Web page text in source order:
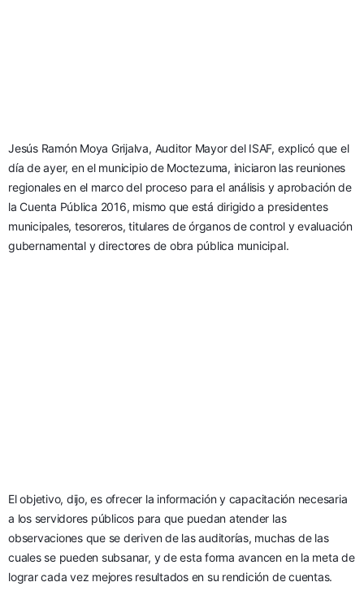
Jesús Ramón Moya Grijalva, Auditor Mayor del ISAF, explicó que el
día de ayer, en el municipio de Moctezuma, iniciaron las reuniones
regionales en el marco del proceso para el análisis y aprobación de
la Cuenta Pública 2016, mismo que está dirigido a presidentes
municipales, tesoreros, titulares de órganos de control y evaluación
gubernamental y directores de obra pública municipal.
El objetivo, dijo, es ofrecer la información y capacitación necesaria
a los servidores públicos para que puedan atender las
observaciones que se deriven de las auditorías, muchas de las
cuales se pueden subsanar, y de esta forma avancen en la meta de
lograr cada vez mejores resultados en su rendición de cuentas.